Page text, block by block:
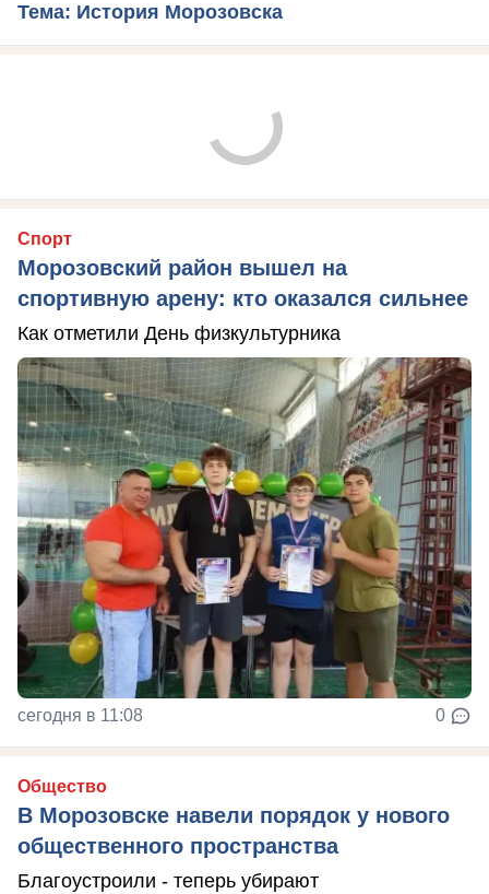
Тема: История Морозовска
Спорт
Морозовский район вышел на
спортивную арену: кто оказался сильнее
Как отметили День физкультурника
сегодня в 11:08 0
Общество
В Морозовске навели порядок у нового
общественного пространства
Благоустроили - теперь убирают